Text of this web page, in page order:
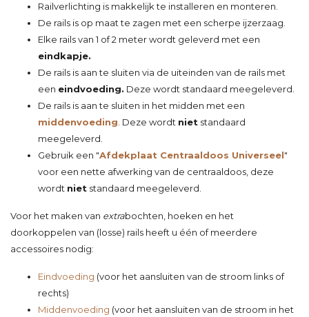
Railverlichting is makkelijk te installeren en monteren.
De rails is op maat te zagen met een scherpe ijzerzaag.
Elke rails van 1 of 2 meter wordt geleverd met een
eindkapje.
De rails is aan te sluiten via de uiteinden van de rails met
een eindvoeding. Deze wordt standaard meegeleverd.
De rails is aan te sluiten in het midden met een
middenvoeding . Deze wordt niet standaard
meegeleverd.
Gebruik een "Afdekplaat Centraaldoos Universeel"
voor een nette afwerking van de centraaldoos, deze
wordt niet standaard meegeleverd.
Voor het maken van extrabochten hoeken en het
doorkoppelen van (losse) rails heeft u één of meerdere
accessoires nodig:
Eindvoeding (voor het aansluiten van de stroom links of
rechts)
Middenvoeding (voor het aansluiten van de stroom in het